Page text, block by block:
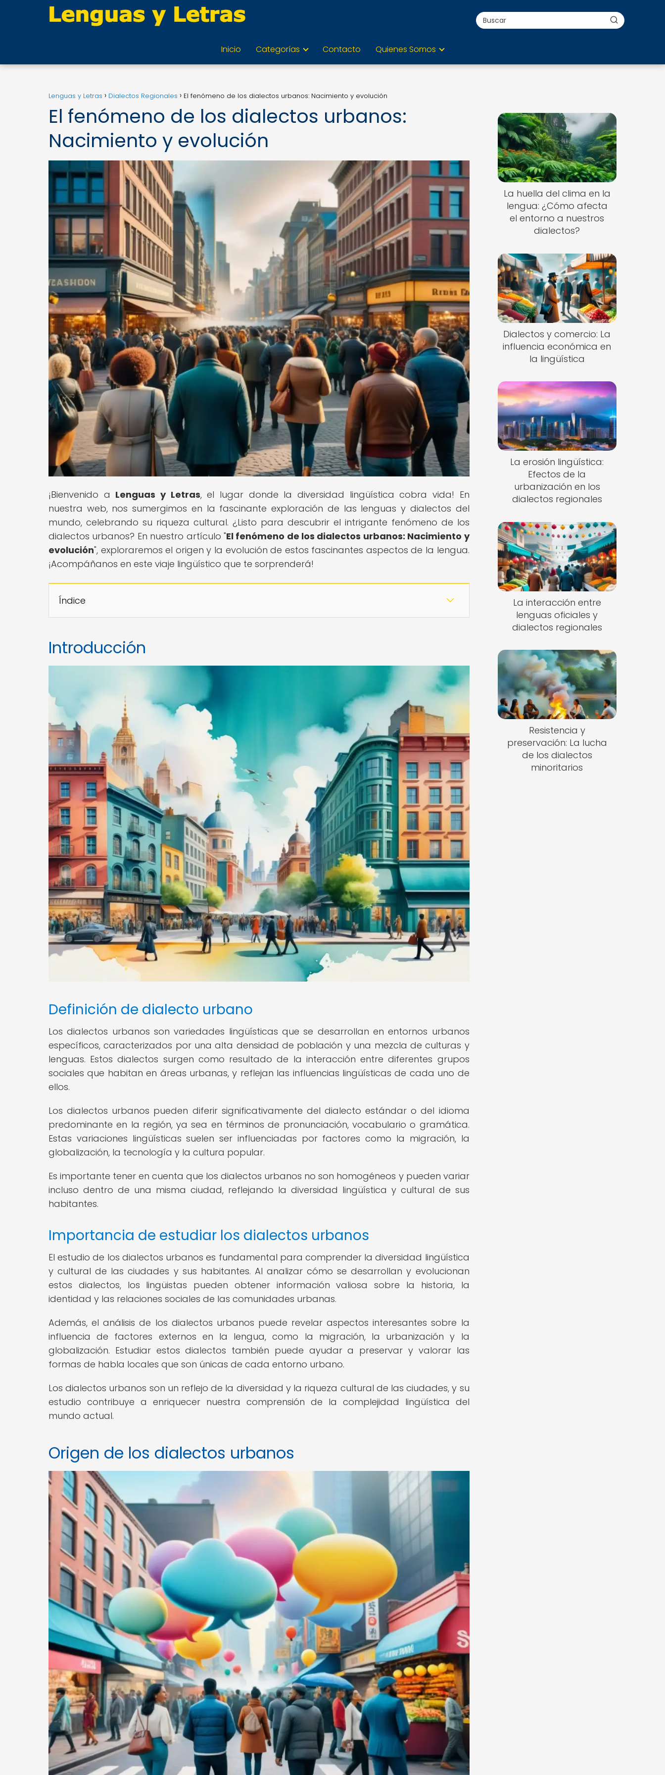
Inicio Categorías Contacto Quienes Somos
Lenguas y Letras Dialectos Regionales El fenómeno de los dialectos urbanos: Nacimiento y evolución
El fenómeno de los dialectos urbanos:
Nacimiento y evolución
¡Bienvenido a Lenguas y Letras, el lugar donde la diversidad lingüística cobra vida! En
nuestra web, nos sumergimos en la fascinante exploración de las lenguas y dialectos del
mundo, celebrando su riqueza cultural. ¿Listo para descubrir el intrigante fenómeno de los
dialectos urbanos? En nuestro artículo "El fenómeno de los dialectos urbanos: Nacimiento y
evolución", exploraremos el origen y la evolución de estos fascinantes aspectos de la lengua.
¡Acompáñanos en este viaje lingüístico que te sorprenderá!
Índice
Introducción
Definición de dialecto urbano
Los dialectos urbanos son variedades lingüísticas que se desarrollan en entornos urbanos
específicos, caracterizados por una alta densidad de población y una mezcla de culturas y
lenguas. Estos dialectos surgen como resultado de la interacción entre diferentes grupos
sociales que habitan en áreas urbanas, y reflejan las influencias lingüísticas de cada uno de
ellos.
Los dialectos urbanos pueden diferir significativamente del dialecto estándar o del idioma
predominante en la región, ya sea en términos de pronunciación, vocabulario o gramática.
Estas variaciones lingüísticas suelen ser influenciadas por factores como la migración, la
globalización, la tecnología y la cultura popular.
Es importante tener en cuenta que los dialectos urbanos no son homogéneos y pueden variar
incluso dentro de una misma ciudad, reflejando la diversidad lingüística y cultural de sus
habitantes.
Importancia de estudiar los dialectos urbanos
El estudio de los dialectos urbanos es fundamental para comprender la diversidad lingüística
y cultural de las ciudades y sus habitantes. Al analizar cómo se desarrollan y evolucionan
estos dialectos, los lingüistas pueden obtener información valiosa sobre la historia, la
identidad y las relaciones sociales de las comunidades urbanas.
Además, el análisis de los dialectos urbanos puede revelar aspectos interesantes sobre la
influencia de factores externos en la lengua, como la migración, la urbanización y la
globalización. Estudiar estos dialectos también puede ayudar a preservar y valorar las
formas de habla locales que son únicas de cada entorno urbano.
Los dialectos urbanos son un reflejo de la diversidad y la riqueza cultural de las ciudades, y su
estudio contribuye a enriquecer nuestra comprensión de la complejidad lingüística del
mundo actual.
Origen de los dialectos urbanos
La huella del clima en la
lengua: ¿Cómo afecta
el entorno a nuestros
dialectos?
Dialectos y comercio: La
influencia económica en
la lingüística
La erosión lingüística:
Efectos de la
urbanización en los
dialectos regionales
La interacción entre
lenguas oficiales y
dialectos regionales
Resistencia y
preservación: La lucha
de los dialectos
minoritarios